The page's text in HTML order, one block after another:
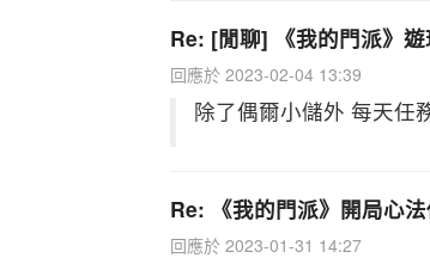
Re: [閒聊] 《我的門派》
回應於 2023-02-04 13:39
除了偶爾小儲外 每天任
Re: 《我的門派》開局心
回應於 2023-01-31 14:27